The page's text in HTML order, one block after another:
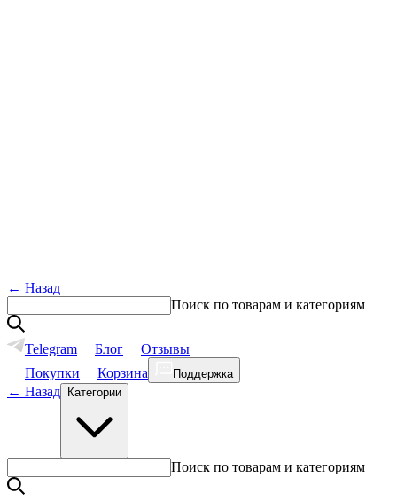
← Назад
Поиск по товарам и категориям
Telegram Блог
Отзывы
Покупки
Корзина Поддержка
← Назад Категории
Поиск по товарам и категориям